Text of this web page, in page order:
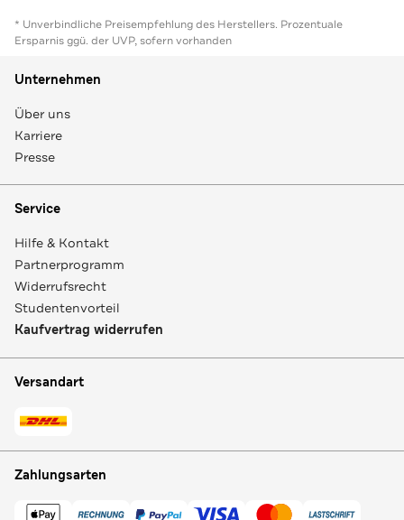
* Unverbindliche Preisempfehlung des Herstellers. Prozentuale
Ersparnis ggü. der UVP, sofern vorhanden
Unternehmen
Über uns
Karriere
Presse
Service
Hilfe & Kontakt
Partnerprogramm
Widerrufsrecht
Studentenvorteil
Kaufvertrag widerrufen
Versandart
Zahlungsarten